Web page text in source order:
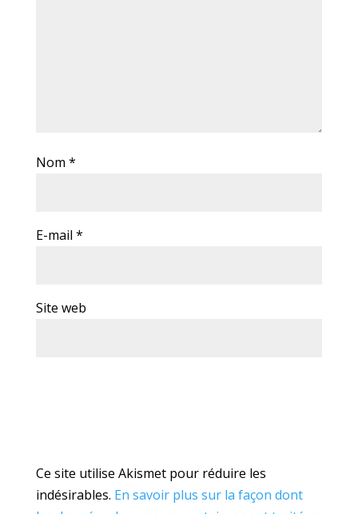
Nom *
E-mail *
Site web
Ce site utilise Akismet pour réduire les
indésirables. En savoir plus sur la façon dont